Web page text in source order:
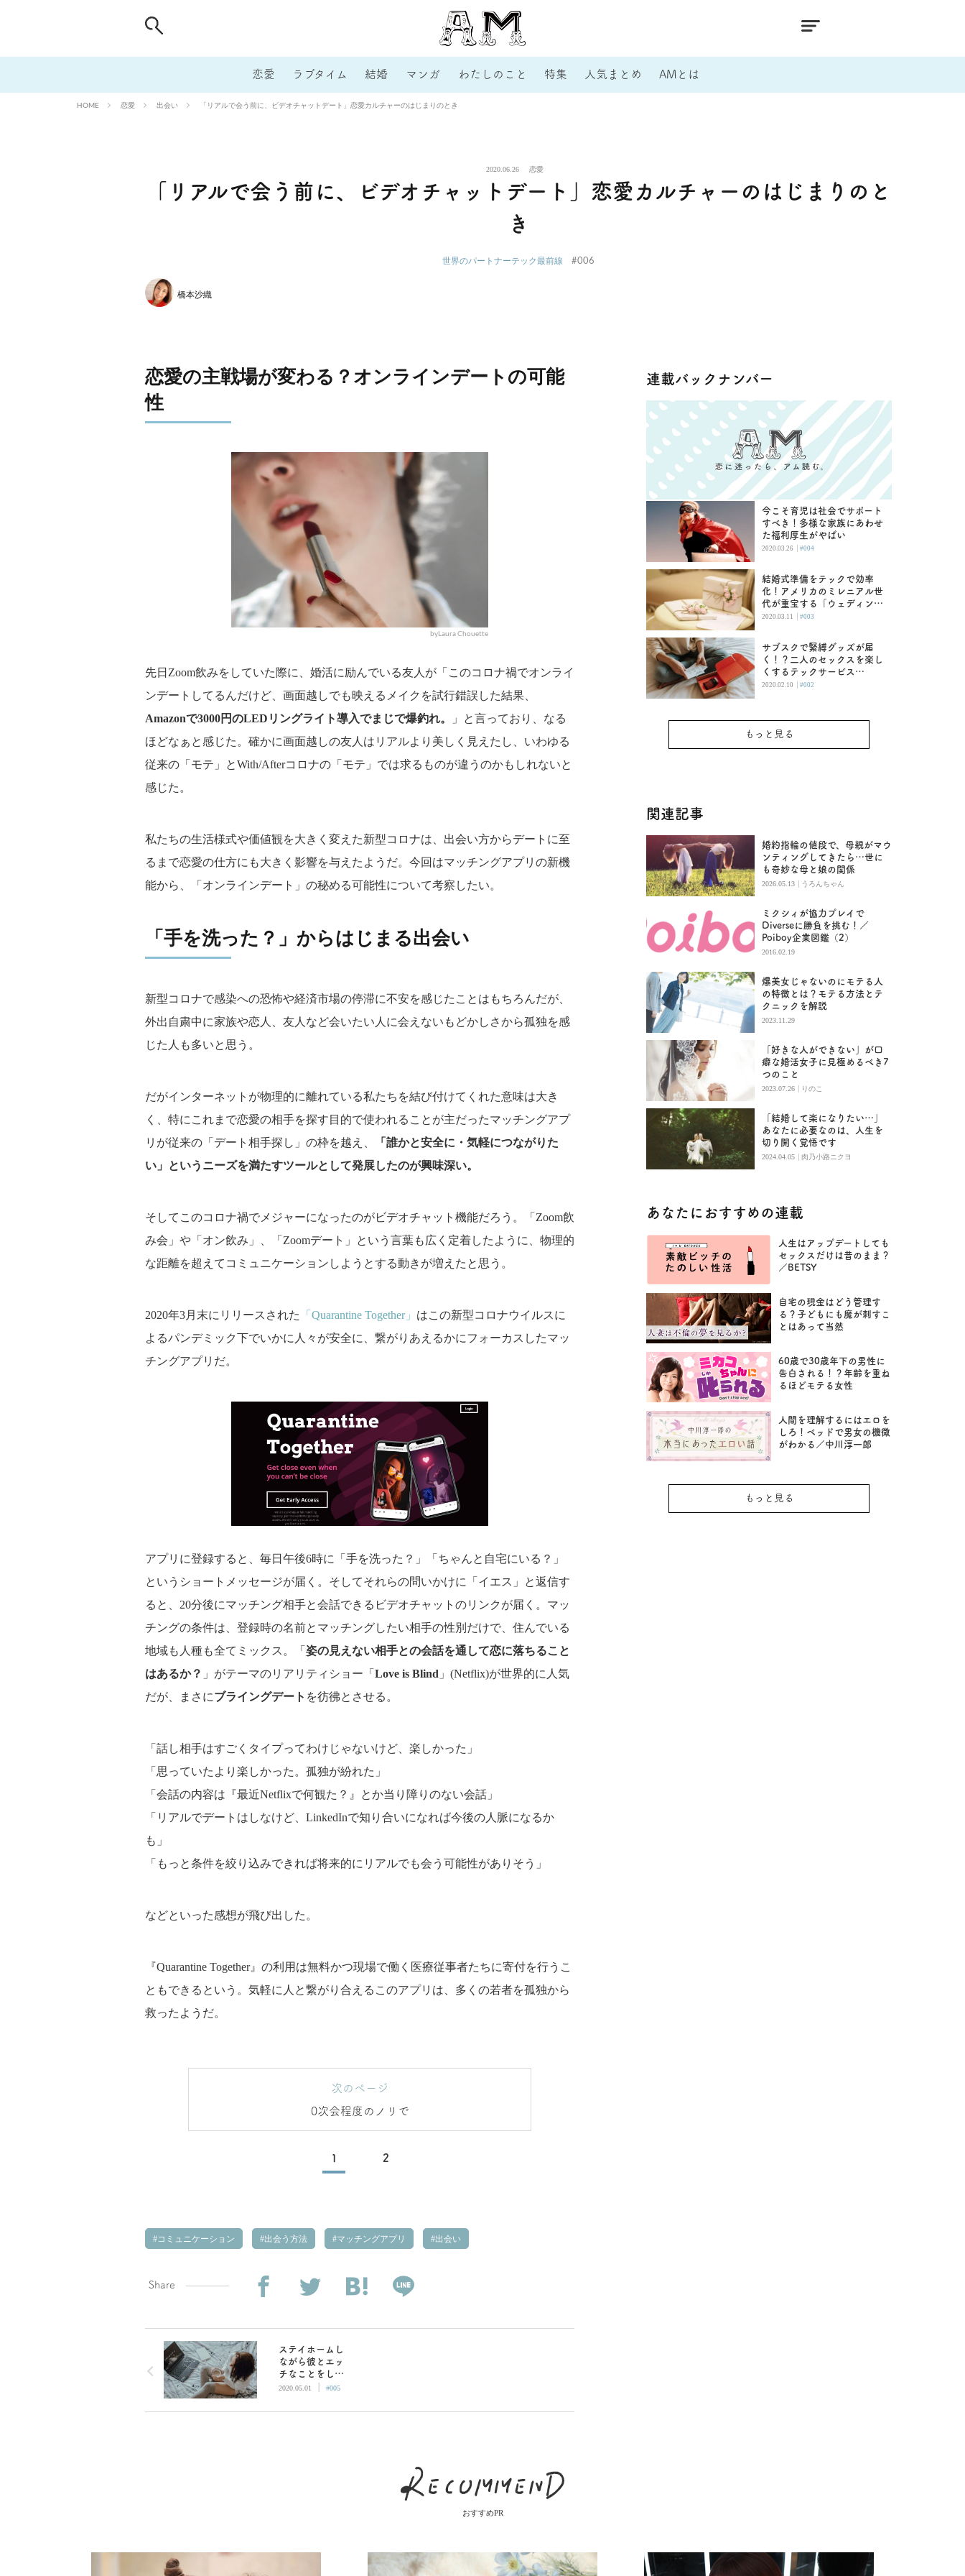
恋愛 ラブタイム 結婚 マンガ わたしのこと 特集 人気まとめ AMとは
HOME 恋愛 出会い 「リアルで会う前に、ビデオチャットデート」恋愛カルチャーのはじまりのとき
2020.06.26 恋愛
「リアルで会う前に、ビデオチャットデート」恋愛カルチャーのはじまりのと
き
世界のパートナーテック最前線 #006
橋本沙織
恋愛の主戦場が変わる？オンラインデートの可能
性
byLaura Chouette
先日Zoom飲みをしていた際に、婚活に励んでいる友人が「このコロナ禍でオンライ
ンデートしてるんだけど、画面越しでも映えるメイクを試行錯誤した結果、
Amazonで3000円のLEDリングライト導入でまじで爆釣れ。
」と言っており、なる
ほどなぁと感じた。確かに画面越しの友人はリアルより美しく見えたし、いわゆる
従来の「モテ」とWith/Afterコロナの「モテ」では求るものが違うのかもしれないと
感じた。
私たちの生活様式や価値観を大きく変えた新型コロナは、出会い方からデートに至
るまで恋愛の仕方にも大きく影響を与えたようだ。今回はマッチングアプリの新機
能から、「オンラインデート」の秘める可能性について考察したい。
「手を洗った？」からはじまる出会い
新型コロナで感染への恐怖や経済市場の停滞に不安を感じたことはもちろんだが、
外出自粛中に家族や恋人、友人など会いたい人に会えないもどかしさから孤独を感
じた人も多いと思う。
だがインターネットが物理的に離れている私たちを結び付けてくれた意味は大き
く、特にこれまで恋愛の相手を探す目的で使われることが主だったマッチングアプ
リが従来の「デート相手探し」の枠を越え、
「誰かと安全に・気軽につながりた
い」というニーズを満たすツールとして発展したのが興味深い。
そしてこのコロナ禍でメジャーになったのがビデオチャット機能だろう。「Zoom飲
み会」や「オン飲み」、「Zoomデート」という言葉も広く定着したように、物理的
な距離を超えてコミュニケーションしようとする動きが増えたと思う。
2020年3月末にリリースされた 「Quarantine Together」 はこの新型コロナウイルスに
よるパンデミック下でいかに人々が安全に、繋がりあえるかにフォーカスしたマッ
チングアプリだ。
アプリに登録すると、毎日午後6時に「手を洗った？」「ちゃんと自宅にいる？」
というショートメッセージが届く。そしてそれらの問いかけに「イエス」と返信す
ると、20分後にマッチング相手と会話できるビデオチャットのリンクが届く。マッ
チングの条件は、登録時の名前とマッチングしたい相手の性別だけで、住んでいる
地域も人種も全てミックス。「 姿の見えない相手との会話を通して恋に落ちること
はあるか？ 」がテーマのリアリティショー「 Love is Blind 」(Netflix)が世界的に人気
だが、まさにブライングデート を彷彿とさせる。
「話し相手はすごくタイプってわけじゃないけど、楽しかった」
「思っていたより楽しかった。孤独が紛れた」
「会話の内容は『最近Netflixで何観た？』とか当り障りのない会話」
「リアルでデートはしなけど、LinkedInで知り合いになれば今後の人脈になるか
も」
「もっと条件を絞り込みできれば将来的にリアルでも会う可能性がありそう」
などといった感想が飛び出した。
『Quarantine Together』の利用は無料かつ現場で働く医療従事者たちに寄付を行うこ
ともできるという。気軽に人と繋がり合えるこのアプリは、多くの若者を孤独から
救ったようだ。
次のページ
0次会程度のノリで
1 2
コミュニケーション 出会う方法 マッチングアプリ 出会い
Share
ステイホームし
ながら彼とエッ
チなことをしよ
う！緊急事態下
むオンラインゲ
2020.05.01 | #005
連載バックナンバー
今こそ育児は社会でサポート
すべき！多様な家族にあわせ
た福利厚生がやばい
2020.03.26 | #004
結婚式準備をテックで効率
化！アメリカのミレニアル世
代が重宝する「ウェディング
レジストリ」
2020.03.11 | #003
サブスクで緊縛グッズが届
く！？二人のセックスを楽し
くするテックサービス
「Tango」
2020.02.10 | #002
もっと見る
関連記事
婚約指輪の値段で、母親がマウ
ンティングしてきたら…世に
も奇妙な母と娘の関係
2026.05.13 | うろんちゃん
ミクシィが協力プレイで
Diverseに勝負を挑む！／
Poiboy企業図鑑（2）
2016.02.19
爆美女じゃないのにモテる人
の特徴とは？モテる方法とテ
クニックを解説
2023.11.29
「好きな人ができない」が口
癖な婚活女子に見極めるべき7
つのこと
2023.07.26 | りのこ
「結婚して楽になりたい…」
あなたに必要なのは、人生を
切り開く覚悟です
2024.04.05 | 肉乃小路ニクヨ
あなたにおすすめの連載
人生はアップデートしても
セックスだけは昔のまま？
／BETSY
自宅の現金はどう管理す
る？子どもにも魔が刺すこ
とはあって当然
60歳で30歳年下の男性に
告白される！？年齢を重ね
るほどモテる女性
人間を理解するにはエロを
しろ！ベッドで男女の機微
がわかる／中川淳一郎
もっと見る
おすすめPR